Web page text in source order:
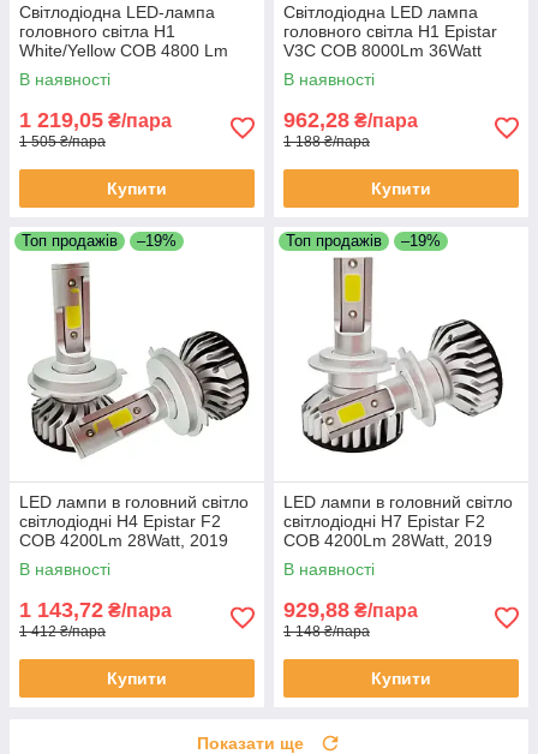
Світлодіодна LED-лампа
головного світла H1
White/Yellow COB 4800 Lm
25Watt 6000 K/4300K
В наявності
1 219,05 ₴/пара
1 505 ₴/пара
Купити
Світлодіодна LED лампа
головного світла H1 Epistar
V3C COB 8000Lm 36Watt
В наявності
962,28 ₴/пара
1 188 ₴/пара
Купити
Топ продажів –19%
LED лампи в головний світло
світлодіодні H4 Epistar F2
COB 4200Lm 28Watt, 2019
В наявності
1 143,72 ₴/пара
1 412 ₴/пара
Купити
Топ продажів –19%
LED лампи в головний світло
світлодіодні H7 Epistar F2
COB 4200Lm 28Watt, 2019
В наявності
929,88 ₴/пара
1 148 ₴/пара
Купити
Показати ще